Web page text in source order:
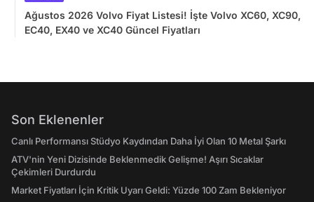
Ağustos 2026 Volvo Fiyat Listesi! İşte Volvo XC60, XC90,
EC40, EX40 ve XC40 Güncel Fiyatları
Son Eklenenler
Canlı Performansı Stüdyo Kaydından Daha İyi Olan 10 Metal Şarkı
ATV'nin Yeni Dizisinde Beklenmedik Gelişme! Aşırı Sıcaklar
Çekimleri Durdurdu
Market Fiyatları İçin Kritik Uyarı Geldi: Yüzde 100 Zam Bekleniyor